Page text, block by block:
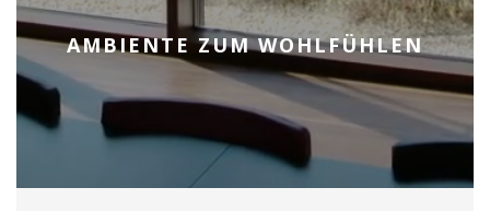
AMBIENTE ZUM WOHLFÜHLEN